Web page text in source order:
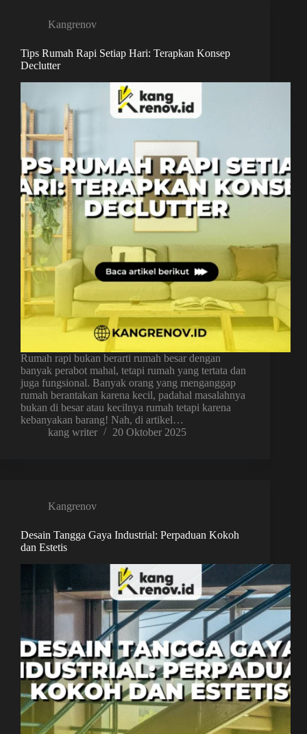
Kangrenov
Tips Rumah Rapi Setiap Hari: Terapkan Konsep
Declutter
Rumah rapi bukan berarti rumah besar dengan
banyak perabot mahal, tetapi rumah yang tertata dan
juga fungsional. Banyak orang yang menganggap
rumah berantakan karena kecil, padahal masalahnya
bukan di besar atau kecilnya rumah tetapi karena
kebanyakan barang! Nah, di artikel…
kang writer
20 Oktober 2025
Kangrenov
Desain Tangga Gaya Industrial: Perpaduan Kokoh
dan Estetis